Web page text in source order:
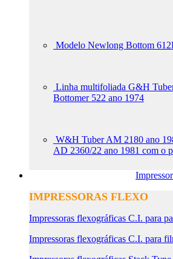
Modelo Newlong Bottom
Linha multifoliada G&H
Bottomer 522 ano 1974
W&H Tuber AM 2180 ano
AD 2360/22 ano 1981 com o
IMPRESSORAS FLEXO
Impressoras flexográficas C.I. para
Impressoras flexográficas C.I. para